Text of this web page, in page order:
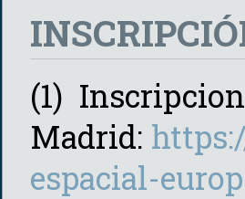
(1)
Madrid:
espacial-